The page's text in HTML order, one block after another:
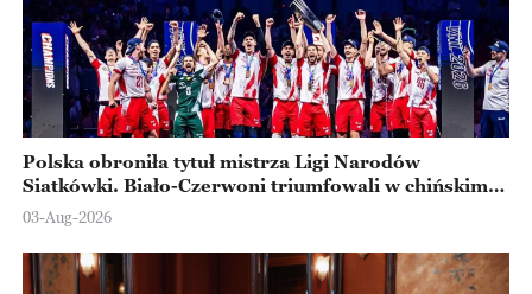
Polska obroniła tytuł mistrza Ligi Narodów
Siatkówki. Biało-Czerwoni triumfowali w chińskim
Ningbo
03-Aug-2026